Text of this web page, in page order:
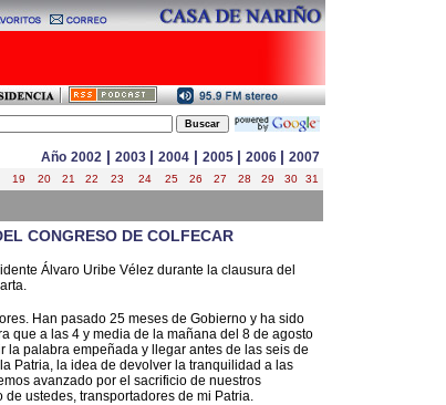
Año 2002 | 2003 | 2004 | 2005 | 2006 | 2007
19 20 21 22 23 24 25 26 27 28 29 30 31
CONGRESO DE COLFECAR
Álvaro Uribe Vélez durante la clausura del
Han pasado 25 meses de Gobierno y ha sido
que a las 4 y media de la mañana del 8 de agosto
palabra empeñada y llegar antes de las seis de
Patria, la idea de devolver la tranquilidad a las
avanzado por el sacrificio de nuestros
ustedes, transportadores de mi Patria.